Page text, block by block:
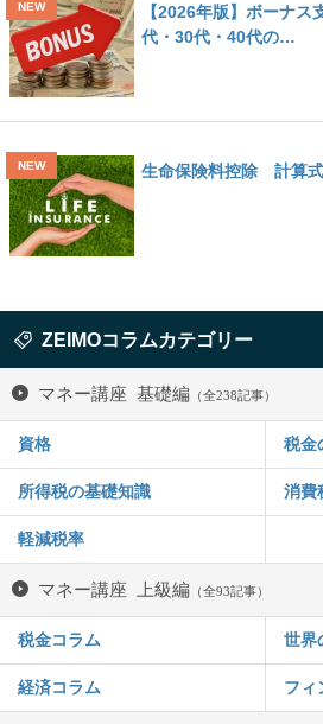
【2026年版】ボーナ
代・30代・40代の…
生命保険料控除 計算
ZEIMOコラムカテゴリー
マネー講座 基礎編 （全238記事）
資格 税金
所得税の基礎知識 消費
軽減税率
マネー講座 上級編 （全93記事）
税金コラム 世界
経済コラム フィ